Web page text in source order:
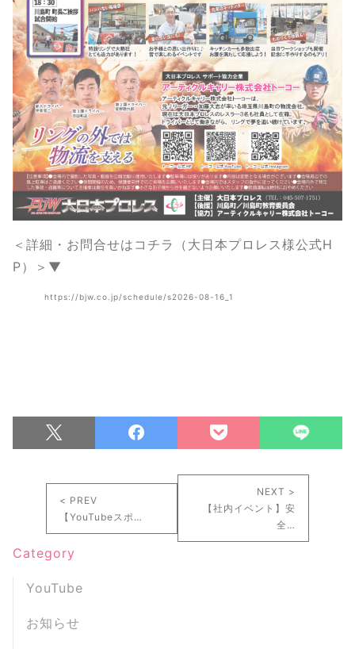
＜詳細・お問合せはコチラ（大日本プロレス様公式H
P）＞▼
https://bjw.co.jp/schedule/s2026-08-16_1
< PREV
【YouTubeスポ…
NEXT >
【社内イベント】安
全…
Category
YouTube
お知らせ